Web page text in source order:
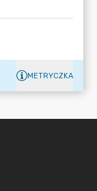
METRYCZKA